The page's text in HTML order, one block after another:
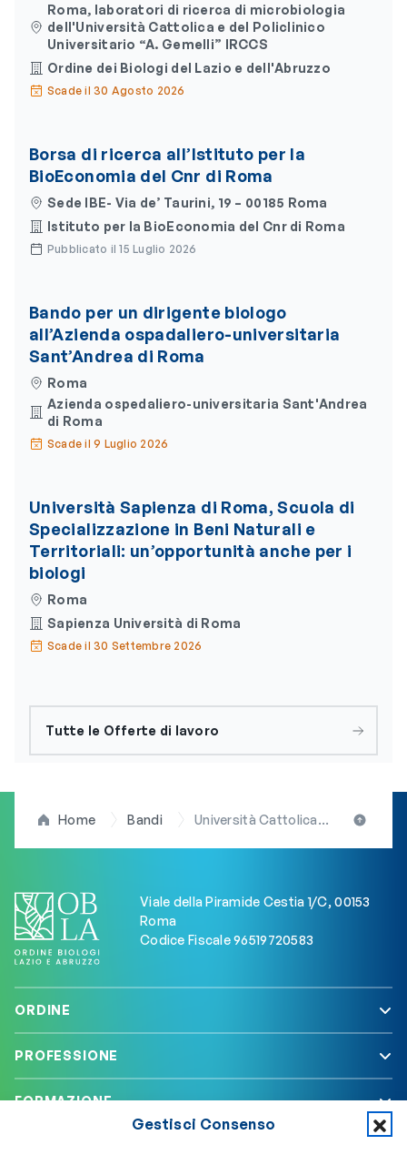
Gestisci Consenso
Roma, laboratori di ricerca di microbiologia
dell'Università Cattolica e del Policlinico
Universitario “A. Gemelli” IRCCS
Ordine dei Biologi del Lazio e dell'Abruzzo
Scade il 30 Agosto 2026
Borsa di ricerca all’Istituto per la
BioEconomia del Cnr di Roma
Sede IBE- Via de’ Taurini, 19 – 00185 Roma
Istituto per la BioEconomia del Cnr di Roma
Pubblicato il 15 Luglio 2026
Bando per un dirigente biologo
all’Azienda ospadaliero-universitaria
Sant’Andrea di Roma
Roma
Azienda ospedaliero-universitaria Sant'Andrea
di Roma
Scade il 9 Luglio 2026
Università Sapienza di Roma, Scuola di
Specializzazione in Beni Naturali e
Territoriali: un’opportunità anche per i
biologi
Roma
Sapienza Università di Roma
Scade il 30 Settembre 2026
Tutte le Offerte di lavoro
Home Bandi Università Cattolica del “Sacro Cuore” di Roma, bando di concorso per l’ammissione alle Scuole di specializzazione di area “non medica” della Facoltà di Medicina e chirurgia
Viale della Piramide Cestia 1/C, 00153
Roma
Codice Fiscale 96519720583
ORDINE
PROFESSIONE
FORMAZIONE